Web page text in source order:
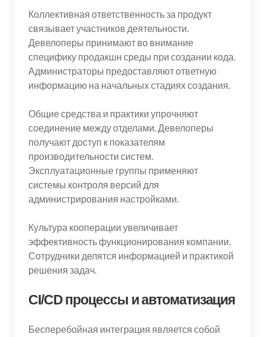
Коллективная ответственность за продукт
связывает участников деятельности.
Девелоперы принимают во внимание
специфику продакшн среды при создании кода.
Администраторы предоставляют ответную
информацию на начальных стадиях создания.
Общие средства и практики упрочняют
соединение между отделами. Девелоперы
получают доступ к показателям
производительности систем.
Эксплуатационные группы применяют
системы контроля версий для
администрирования настройками.
Культура кооперации увеличивает
эффективность функционирования компании.
Сотрудники делятся информацией и практикой
решения задач.
CI/CD процессы и автоматизация
Бесперебойная интеграция является собой